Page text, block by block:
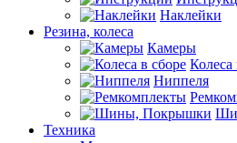
Наклейки
Резина, колеса
Камеры
Колеса
Ниппеля
Техника